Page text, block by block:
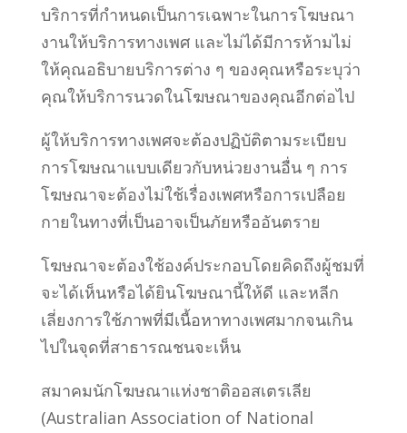
บริการที่กำหนดเป็นการเฉพาะในการโฆษณา
งานให้บริการทางเพศ และไม่ได้มีการห้ามไม่
ให้คุณอธิบายบริการต่าง ๆ ของคุณหรือระบุว่า
คุณให้บริการนวดในโฆษณาของคุณอีกต่อไป
ผู้ให้บริการทางเพศจะต้องปฏิบัติตามระเบียบ
การโฆษณาแบบเดียวกับหน่วยงานอื่น ๆ การ
โฆษณาจะต้องไม่ใช้เรื่องเพศหรือการเปลือย
กายในทางที่เป็นอาจเป็นภัยหรืออันตราย
โฆษณาจะต้องใช้องค์ประกอบโดยคิดถึงผู้ชมที่
จะได้เห็นหรือได้ยินโฆษณานี้ให้ดี และหลีก
เลี่ยงการใช้ภาพที่มีเนื้อหาทางเพศมากจนเกิน
ไปในจุดที่สาธารณชนจะเห็น
สมาคมนักโฆษณาแห่งชาติออสเตรเลีย
(Australian Association of National